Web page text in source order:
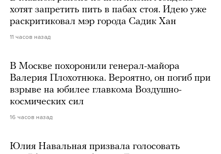
хотят запретить пить в пабах стоя. Идею уже
раскритиковал мэр города Садик Хан
11 часов назад
В Москве похоронили генерал-майора
Валерия Плохотнюка. Вероятно, он погиб при
взрыве на юбилее главкома Воздушно-
космических сил
16 часов назад
Юлия Навальная призвала голосовать